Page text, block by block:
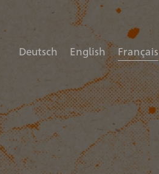
Deutsch English Français